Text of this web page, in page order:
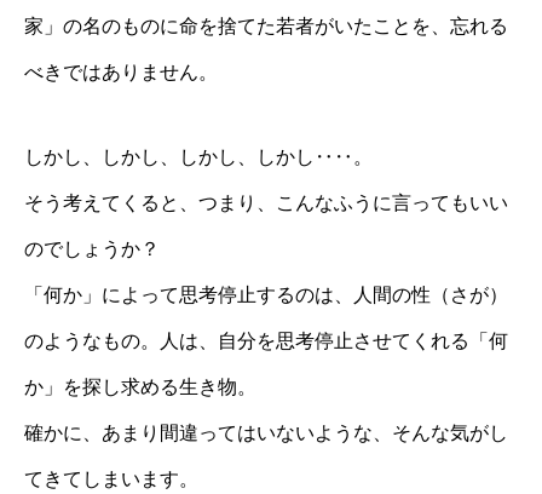
家」の名のものに命を捨てた若者がいたことを、忘れる
べきではありません。
しかし、しかし、しかし、しかし‥‥。
そう考えてくると、つまり、こんなふうに言ってもいい
のでしょうか？
「何か」によって思考停止するのは、人間の性（さが）
のようなもの。人は、自分を思考停止させてくれる「何
か」を探し求める生き物。
確かに、あまり間違ってはいないような、そんな気がし
てきてしまいます。